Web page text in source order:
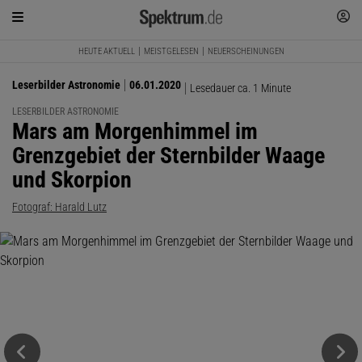
HEUTE AKTUELL MEISTGELESEN NEUERSCHEINUNGEN
Leserbilder Astronomie 06.01.2020 Lesedauer ca. 1 Minute
LESERBILDER ASTRONOMIE
:
Mars am Morgenhimmel im
Grenzgebiet der Sternbilder Waage
und Skorpion
Fotograf: Harald Lutz